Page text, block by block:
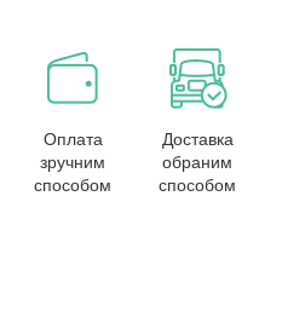
Оплата
зручним
способом
Доставка
обраним
способом